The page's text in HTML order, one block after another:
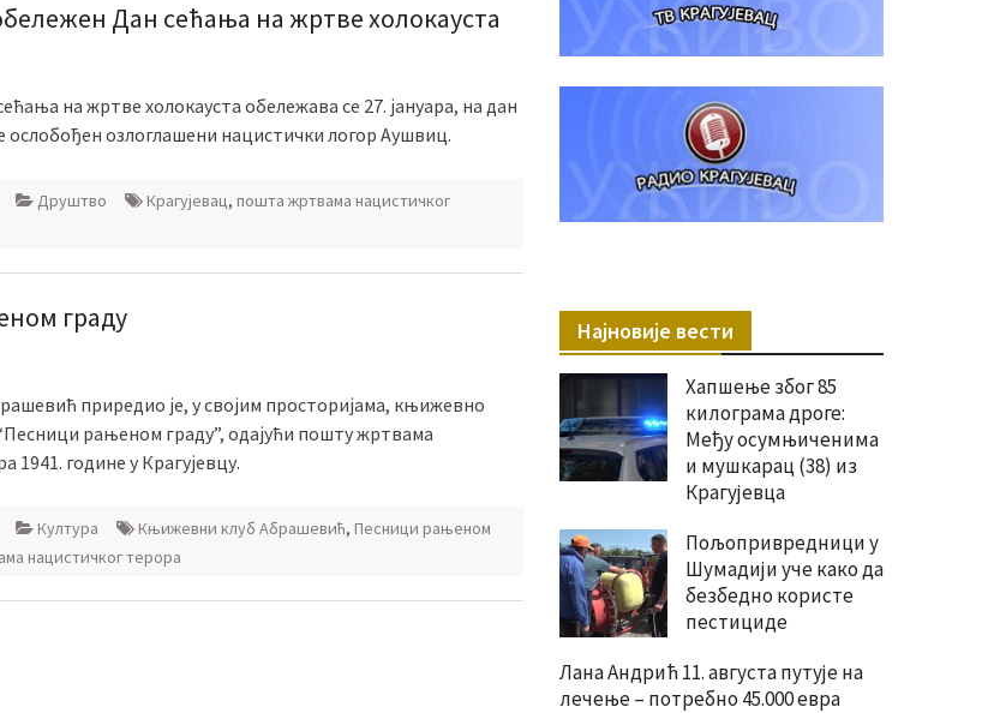
Дан сећања на жртве холокауста
на жртве холокауста обележава се 27. јануара, на дан
ослобођен озлоглашени нацистички логор Аушвиц.
Друштво Крагујевац, пошта жртвама нацистичког
граду
приредио је, у својим просторијама, књижевно
рањеном граду”, одајући пошту жртвама
1941. године у Крагујевцу.
Култура Књижевни клуб Абрашевић, Песници рањеном
нацистичког терора
Најновије вести
Хапшење због 85
килограма дроге:
Међу осумњиченима
и мушкарац (38) из
Крагујевца
Пољопривредници у
Шумадији уче како да
безбедно користе
пестициде
Лана Андрић 11. августа путује на
лечење – потребно 45.000 евра